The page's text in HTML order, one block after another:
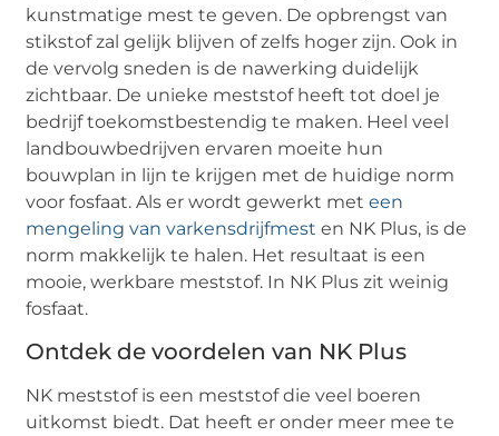
kunstmatige mest te geven. De opbrengst van
stikstof zal gelijk blijven of zelfs hoger zijn. Ook in
de vervolg sneden is de nawerking duidelijk
zichtbaar. De unieke meststof heeft tot doel je
bedrijf toekomstbestendig te maken. Heel veel
landbouwbedrijven ervaren moeite hun
bouwplan in lijn te krijgen met de huidige norm
voor fosfaat. Als er wordt gewerkt meteen
mengeling van varkensdrijfmest en NK Plus, is de
norm makkelijk te halen. Het resultaat is een
mooie, werkbare meststof. In NK Plus zit weinig
fosfaat.
Ontdek de voordelen van NK Plus
NK meststof is een meststof die veel boeren
uitkomst biedt. Dat heeft er onder meer mee te